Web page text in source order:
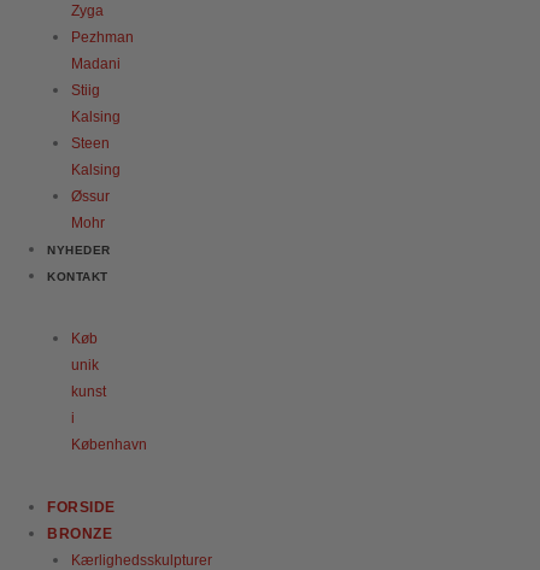
Zyga
Pezhman
Madani
Stiig
Kalsing
Steen
Kalsing
Øssur
Mohr
NYHEDER
KONTAKT
Køb
unik
kunst
i
København
FORSIDE
BRONZE
Kærlighedsskulpturer